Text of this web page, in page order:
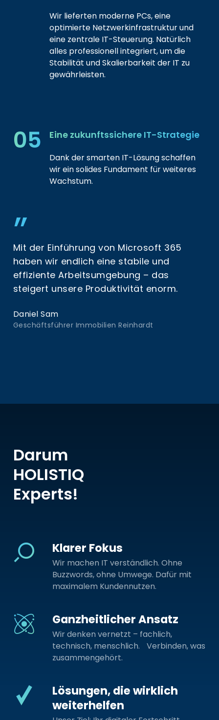
Wir lieferten moderne PCs, eine
optimierte Netzwerkinfrastruktur und
eine zentrale IT-Steuerung. Natürlich
alles professionell integriert, um die
Stabilität und Skalierbarkeit der IT zu
gewährleisten.
05 Eine zukunftssichere IT-Strategie
Dank der smarten IT-Lösung schaffen
wir ein solides Fundament für weiteres
Wachstum.
”
Mit der Einführung von Microsoft 365
haben wir endlich eine stabile und
effiziente Arbeitsumgebung – das
steigert unsere Produktivität enorm.
Daniel Sam
Geschäftsführer Immobilien Reinhardt
Darum
HOLISTIQ
Experts!
Klarer Fokus
Wir machen IT verständlich. Ohne
Buzzwords, ohne Umwege. Dafür mit
maximalem Kundennutzen.
Ganzheitlicher Ansatz
Wir denken vernetzt – fachlich,
technisch, menschlich. Verbinden, was
zusammengehört.
Lösungen, die wirklich
weiterhelfen